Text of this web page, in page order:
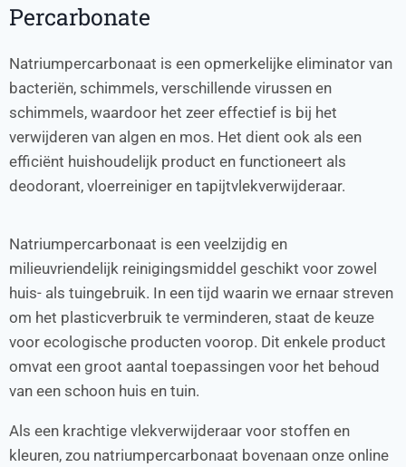
Percarbonate
Natriumpercarbonaat is een opmerkelijke eliminator van
bacteriën, schimmels, verschillende virussen en
schimmels, waardoor het zeer effectief is bij het
verwijderen van algen en mos. Het dient ook als een
efficiënt huishoudelijk product en functioneert als
deodorant, vloerreiniger en tapijtvlekverwijderaar.
Natriumpercarbonaat is een veelzijdig en
milieuvriendelijk reinigingsmiddel geschikt voor zowel
huis- als tuingebruik. In een tijd waarin we ernaar streven
om het plasticverbruik te verminderen, staat de keuze
voor ecologische producten voorop. Dit enkele product
omvat een groot aantal toepassingen voor het behoud
van een schoon huis en tuin.
Als een krachtige vlekverwijderaar voor stoffen en
kleuren, zou natriumpercarbonaat bovenaan onze online